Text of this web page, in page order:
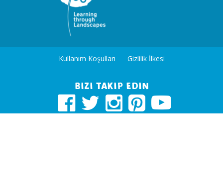
Kullanım Koşulları Gizlilik İlkesi
Bizi takip edin